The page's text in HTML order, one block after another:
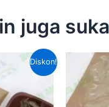
juga
Diskon!
Harga
ini